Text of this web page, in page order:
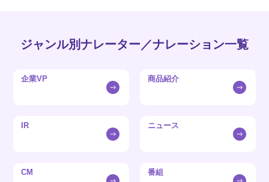
ジャンル別ナレーター／ナレーション一覧
企業VP 商品紹介
IR ニュース
CM 番組